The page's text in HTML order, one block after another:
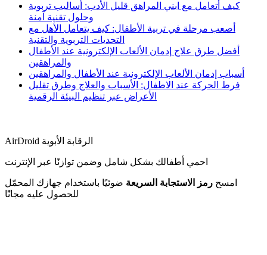
كيف أتعامل مع ابني المراهق قليل الأدب: أساليب تربوية
وحلول تقنية آمنة
أصعب مرحلة في تربية الأطفال: كيف يتعامل الأهل مع
التحديات التربوية والتقنية
أفضل طرق علاج إدمان الألعاب الإلكترونية عند الأطفال
والمراهقين
أسباب إدمان الألعاب الإلكترونية عند الأطفال والمراهقين
فرط الحركة عند الاطفال: الأسباب والعلاج وطرق تقليل
الأعراض عبر تنظيم البيئة الرقمية
AirDroid الرقابة الأبوية
احمي أطفالك بشكل شامل وضمن توازنًا عبر الإنترنت
امسح رمز الاستجابة السريعة ضوئيًا باستخدام جهازك المحمّل
للحصول عليه مجانًا